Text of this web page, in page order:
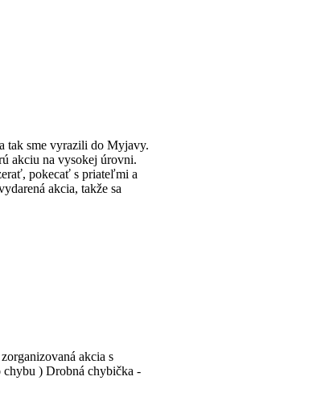
tak sme vyrazili do Myjavy.
akciu na vysokej úrovni.
pokecať s priateľmi a
akcia, takže sa
akcia s
chybu ) Drobná chybička -